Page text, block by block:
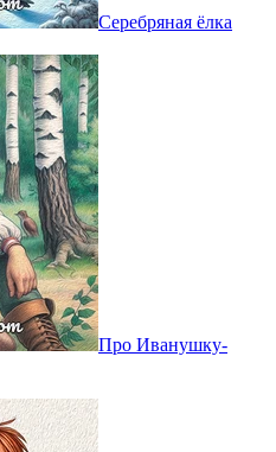
Серебряная ёлка
Про Иванушку-